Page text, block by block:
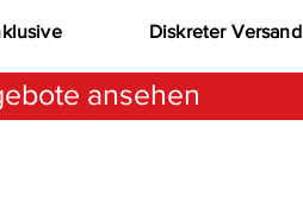
Diskreter Versand
ansehen